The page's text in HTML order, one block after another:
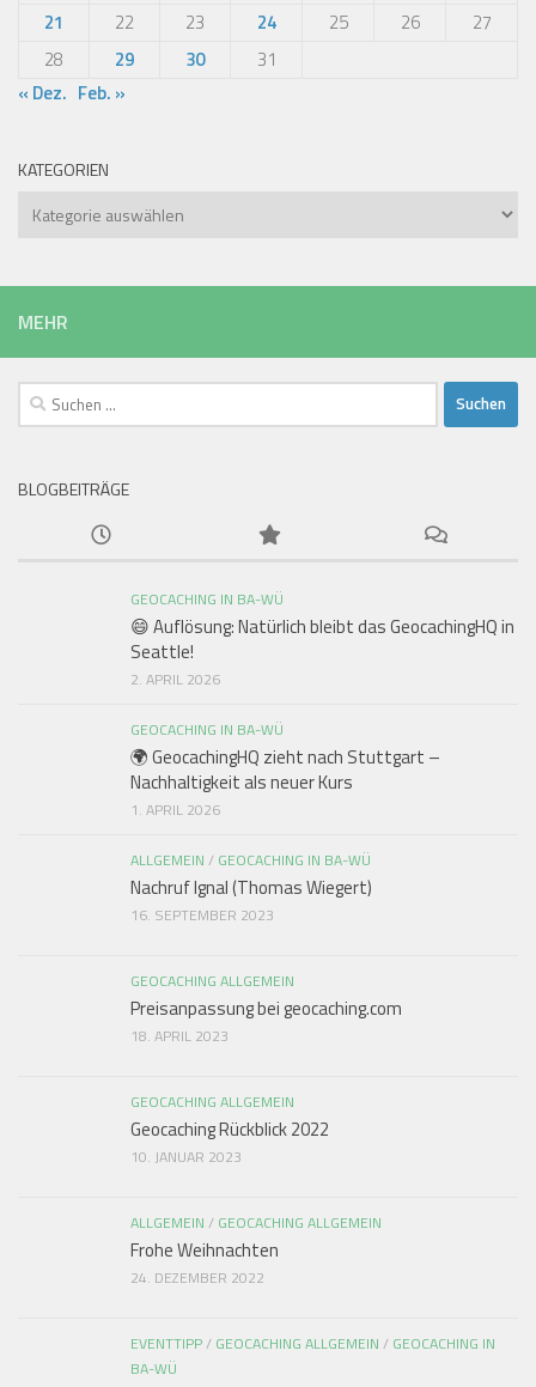
21
22 23 24 25 26
27
28
29 30
31
« Dez. Feb. »
KATEGORIEN
Kategorien
MEHR
Suchen
nach:
BLOGBEITRÄGE
GEOCACHING IN BA-WÜ
😄 Auflösung: Natürlich bleibt das GeocachingHQ in
Seattle!
2. APRIL 2026
GEOCACHING IN BA-WÜ
🌍 GeocachingHQ zieht nach Stuttgart –
Nachhaltigkeit als neuer Kurs
1. APRIL 2026
ALLGEMEIN / GEOCACHING IN BA-WÜ
Nachruf Ignal (Thomas Wiegert)
16. SEPTEMBER 2023
GEOCACHING ALLGEMEIN
Preisanpassung bei geocaching.com
18. APRIL 2023
GEOCACHING ALLGEMEIN
Geocaching Rückblick 2022
10. JANUAR 2023
ALLGEMEIN / GEOCACHING ALLGEMEIN
Frohe Weihnachten
24. DEZEMBER 2022
EVENTTIPP/ GEOCACHING ALLGEMEIN / GEOCACHING IN
BA-WÜ